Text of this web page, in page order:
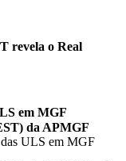
revela o Real
em MGF
da APMGF